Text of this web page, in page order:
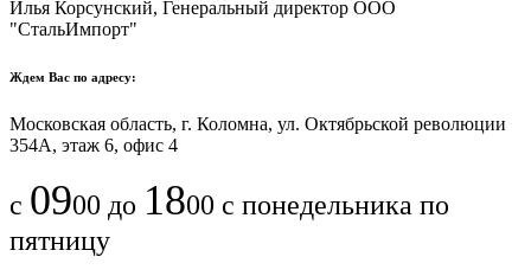
Илья Корсунский, Генеральный директор ООО
"СтальИмпорт"
Ждем Вас по адресу:
Московская область, г. Коломна, ул. Октябрьской революции
354А, этаж 6, офис 4
с 0900 до 1800 с понедельника по
пятницу